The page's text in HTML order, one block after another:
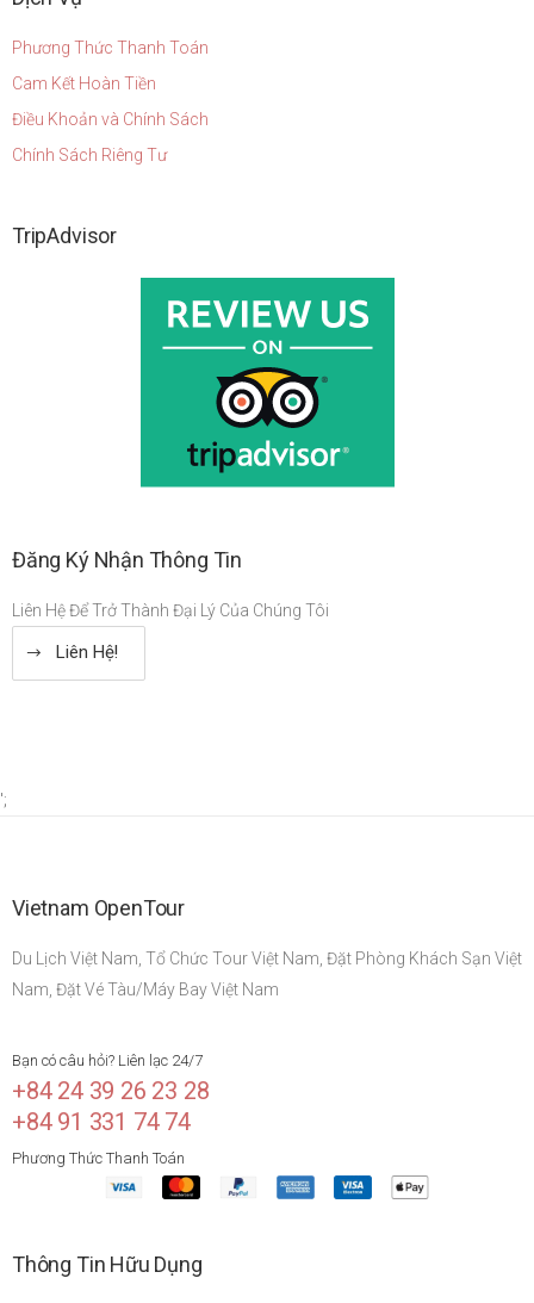
Phương Thức Thanh Toán
Cam Kết Hoàn Tiền
Điều Khoản và Chính Sách
Chính Sách Riêng Tư
TripAdvisor
Đăng Ký Nhận Thông Tin
Liên Hệ Để Trở Thành Đại Lý Của Chúng Tôi
Liên Hệ!
';
Vietnam OpenTour
Du Lịch Việt Nam, Tổ Chức Tour Việt Nam, Đặt Phòng Khách Sạn Việt
Nam, Đặt Vé Tàu/Máy Bay Việt Nam
Bạn có câu hỏi? Liên lạc 24/7
+84 24 39 26 23 28
+84 91 331 74 74
Phương Thức Thanh Toán
Thông Tin Hữu Dụng